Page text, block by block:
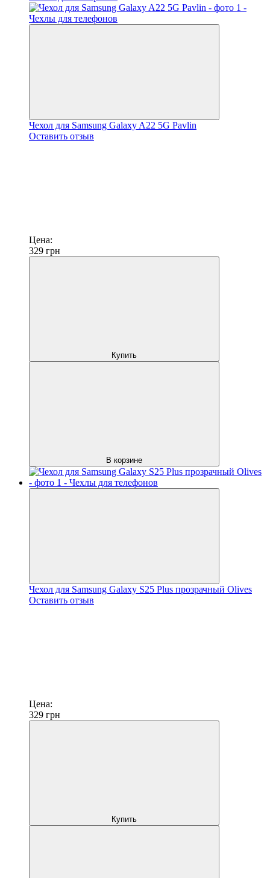
Чехол для Samsung Galaxy A22 5G Pavlin
Оставить отзыв
Цена:
329 грн
Купить
В корзине
Чехол для Samsung Galaxy S25 Plus прозрачный Olives
Оставить отзыв
Цена:
329 грн
Купить